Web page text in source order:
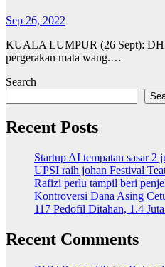
Sep 26, 2022
KUALA LUMPUR (26 Sept): DHL
pergerakan mata wang.…
Search
Recent Posts
Startup AI tempatan sasar 2
UPSI raih johan Festival
Rafizi perlu tampil beri
Kontroversi Dana Asing
117 Pedofil Ditahan, 1.4
Recent Comments